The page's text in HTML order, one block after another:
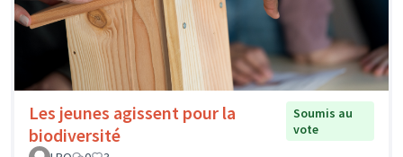
Les jeunes agissent pour la
biodiversité
Soumis au
vote